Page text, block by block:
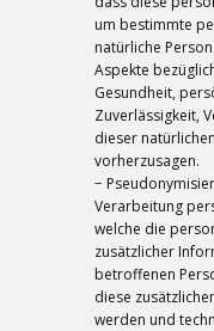
um bestimmte
natürliche
Aspekte
Gesundheit,
Zuverlässigkeit,
dieser
vorherzusagen.
−
Verarbeitung
welche die
zusätzlicher
betroffenen
diese
werden und